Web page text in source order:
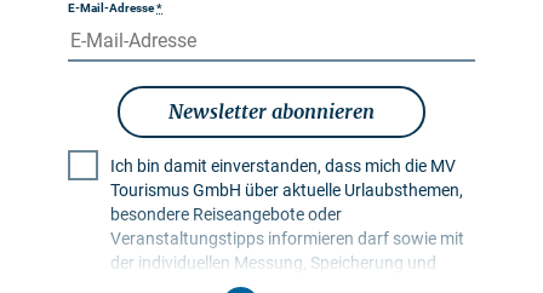
E-Mail-Adresse*
Newsletter abonnieren
Ich bin damit einverstanden, dass mich die MV
Tourismus GmbH über aktuelle Urlaubsthemen,
besondere Reiseangebote oder
Veranstaltungstipps informieren darf sowie mit
der individuellen Messung, Speicherung und
Auswertung von Öffnungs- und Klickraten in